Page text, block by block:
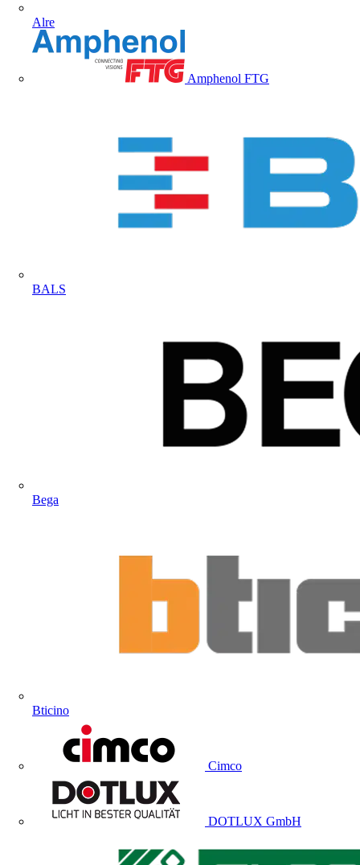
Alre
Amphenol FTG
BALS
Bega
Bticino
Cimco
DOTLUX GmbH